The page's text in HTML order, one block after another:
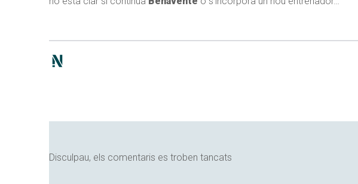
Disculpau, els comentaris es troben tancats